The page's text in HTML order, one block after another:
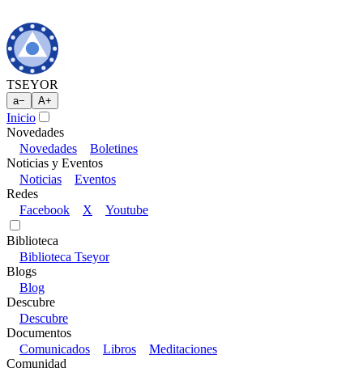
TSEYOR
a− A+
Inicio
Novedades
Novedades
Boletines
Noticias y Eventos
Noticias
Eventos
Redes
Facebook
X Youtube
Biblioteca
Biblioteca Tseyor
Blogs
Blog
Descubre
Descubre
Documentos
Comunicados
Libros
Meditaciones
Comunidad